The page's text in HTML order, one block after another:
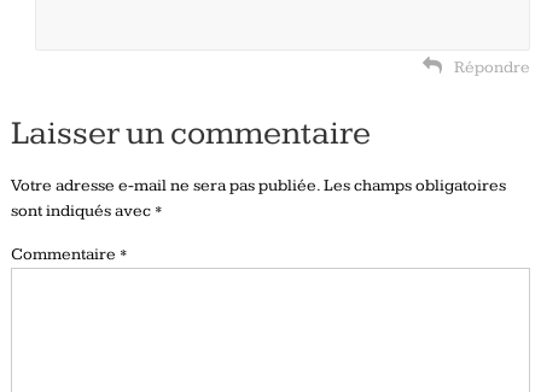
Répondre
Laisser un commentaire
Votre adresse e-mail ne sera pas publiée.Les champs obligatoires
sont indiqués avec *
Commentaire *